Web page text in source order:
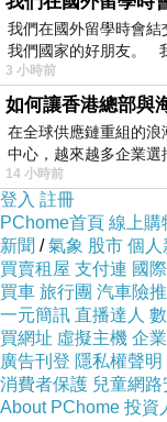
我們在國外留學時會
我們國家的好朋友。
3 小時前
如何讓香港總部與
在全球供應鏈重組的
中心，越來越多企業
14 小時前
登入 註冊
PChome首頁 線上購
新聞 /氣象 股市 個人
買賣租屋 支付連 國
買車 旅行團 汽車險
一元簡訊 直播達人
買網址 虛擬主機 企
廣告刊登 隱私權聲明
消費者保護 兒童網路
About PChome 投資